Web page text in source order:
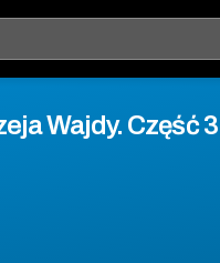
Wajdy. Część